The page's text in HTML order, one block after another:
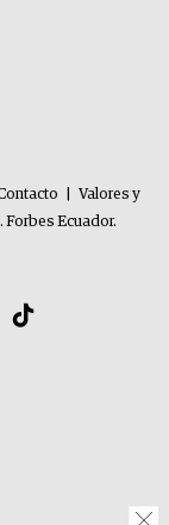
Valores y
Ecuador.